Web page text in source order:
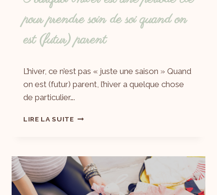
pour prendre soin de soi quand on
est (futur) parent
Laëtitia
L’hiver, ce n’est pas « juste une saison » Quand
on est (futur) parent, l’hiver a quelque chose
de particulier….
LIRE LA SUITE